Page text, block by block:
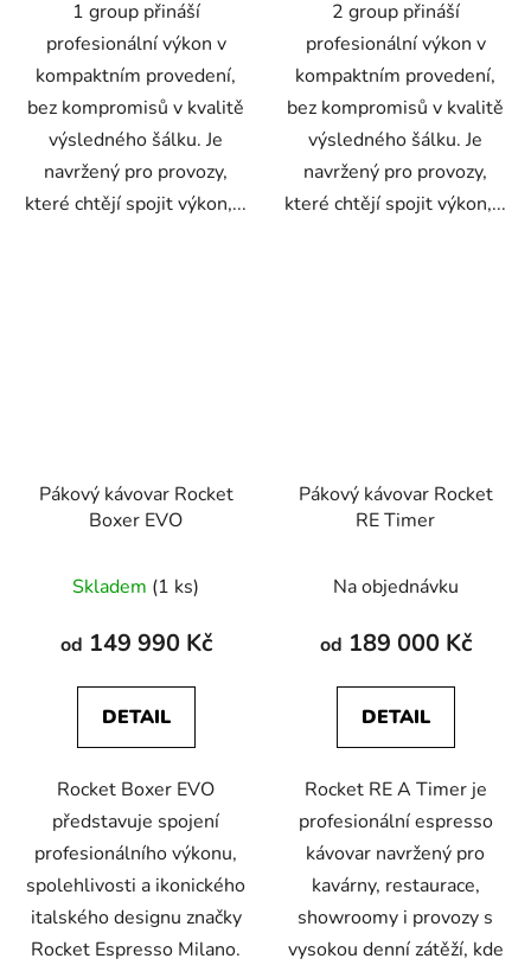
1 group přináší
profesionální výkon v
kompaktním provedení,
bez kompromisů v kvalitě
výsledného šálku. Je
navržený pro provozy,
které chtějí spojit výkon,...
2 group přináší
profesionální výkon v
kompaktním provedení,
bez kompromisů v kvalitě
výsledného šálku. Je
navržený pro provozy,
které chtějí spojit výkon,...
Pákový kávovar Rocket
Boxer EVO
Skladem (1 ks)
od 149 990 Kč
DETAIL
Rocket Boxer EVO
představuje spojení
profesionálního výkonu,
spolehlivosti a ikonického
italského designu značky
Rocket Espresso Milano.
Pákový kávovar Rocket
RE Timer
Na objednávku
od 189 000 Kč
DETAIL
Rocket RE A Timer je
profesionální espresso
kávovar navržený pro
kavárny, restaurace,
showroomy i provozy s
vysokou denní zátěží, kde